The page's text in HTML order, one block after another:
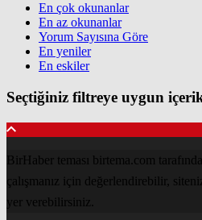
En çok okunanlar
En az okunanlar
Yorum Sayısına Göre
En yeniler
En eskiler
Seçtiğiniz filtreye uygun
BirHaber teması birtema.com
çalışmanız için değerlendirebilir,
yer verebilirsiniz.